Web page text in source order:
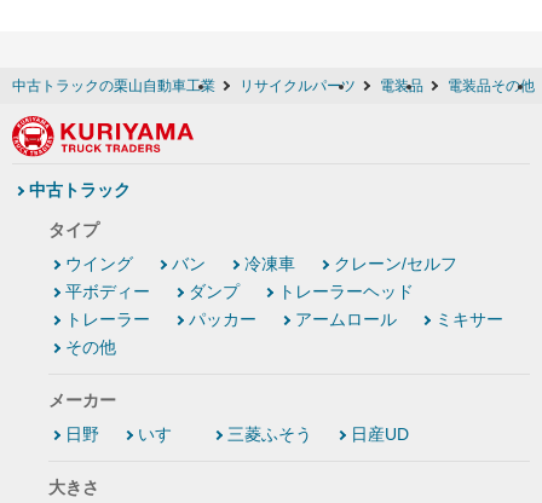
中古トラックの栗山自動車工業 リサイクルパーツ 電装品 電装品その他
中古トラック
タイプ
ウイング
バン 冷凍車
クレーン/セルフ
平ボディー
ダンプ
トレーラーヘッド
トレーラー
パッカー アームロール
ミキサー
その他
メーカー
日野
いすゞ 三菱ふそう 日産UD
大きさ